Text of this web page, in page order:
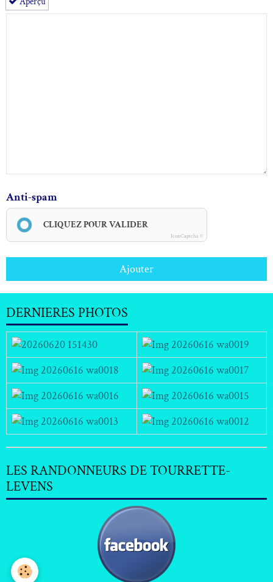
Anti-spam
CLIQUEZ POUR VALIDER
IconCaptcha ©
Ajouter
DERNIERES PHOTOS
LES RANDONNEURS DE TOURRETTE-
LEVENS